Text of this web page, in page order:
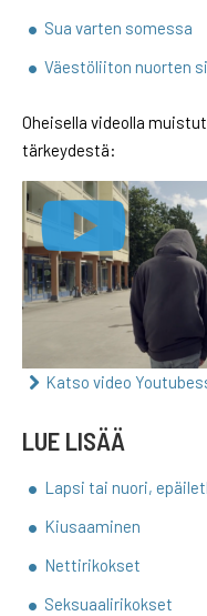
Sua varten somessa
Väestöliiton nuorten
Oheisella videolla
tärkeydestä:
Katso video
LUE LISÄÄ
Lapsi tai nuori,
Kiusaaminen
Nettirikokset
Seksuaalirikokset